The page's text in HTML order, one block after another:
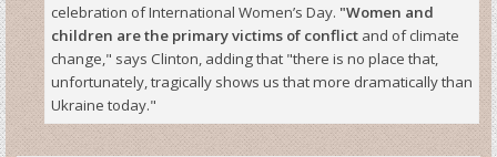
celebration of International Women’s Day. "Women and
children are the primary victims of conflict and of climate
change," says Clinton, adding that "there is no place that,
unfortunately, tragically shows us that more dramatically than
Ukraine today."